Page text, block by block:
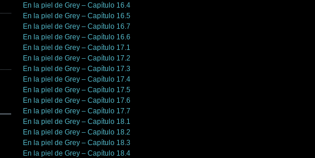
En la piel de Grey – Capítulo 16.4
En la piel de Grey – Capítulo 16.5
En la piel de Grey – Capítulo 16.7
En la piel de Grey – Capítulo 16.6
En la piel de Grey – Capítulo 17.1
En la piel de Grey – Capítulo 17.2
En la piel de Grey – Capítulo 17.3
En la piel de Grey – Capítulo 17.4
En la piel de Grey – Capítulo 17.5
En la piel de Grey – Capítulo 17.6
En la piel de Grey – Capítulo 17.7
En la piel de Grey – Capítulo 18.1
En la piel de Grey – Capítulo 18.2
En la piel de Grey – Capítulo 18.3
En la piel de Grey – Capítulo 18.4